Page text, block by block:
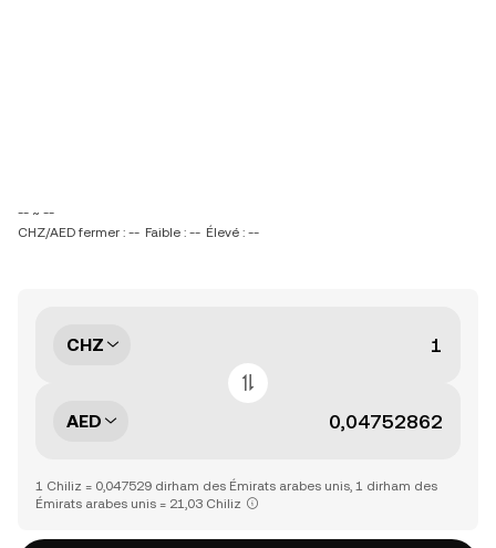
-- ~ --
CHZ/AED fermer : -- Faible : -- Élevé : --
CHZ
AED
1 Chiliz = 0,047529 dirham des Émirats arabes unis, 1 dirham des
Émirats arabes unis = 21,03 Chiliz